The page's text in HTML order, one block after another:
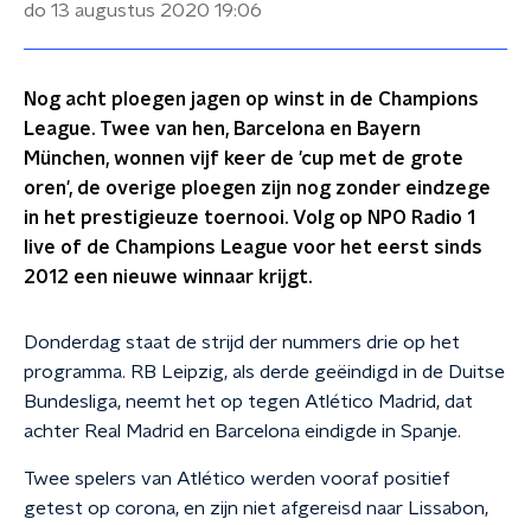
do 13 augustus 2020 19:06
Nog acht ploegen jagen op winst in de Champions
League. Twee van hen, Barcelona en Bayern
München, wonnen vijf keer de 'cup met de grote
oren', de overige ploegen zijn nog zonder eindzege
in het prestigieuze toernooi. Volg op NPO Radio 1
live of de Champions League voor het eerst sinds
2012 een nieuwe winnaar krijgt.
Donderdag staat de strijd der nummers drie op het
programma. RB Leipzig, als derde geëindigd in de Duitse
Bundesliga, neemt het op tegen Atlético Madrid, dat
achter Real Madrid en Barcelona eindigde in Spanje.
Twee spelers van Atlético werden vooraf positief
getest op corona, en zijn niet afgereisd naar Lissabon,